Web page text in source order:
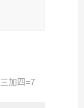
加四=7